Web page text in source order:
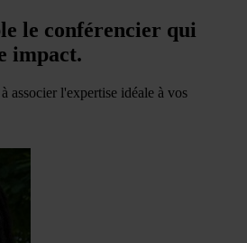
le conférencier qui
impact.
associer l'expertise idéale à vos